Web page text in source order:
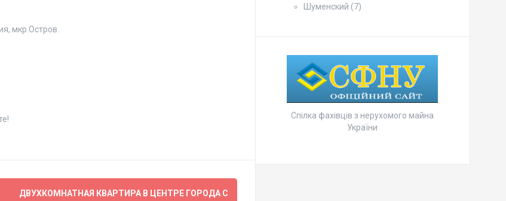
мкр.Остров.
ДВУХКОМНАТНАЯ КВАРТИРА В ЦЕНТРЕ ГОРОДА С
Шуменский (7)
Спілка фахівців з нерухомого майна
України